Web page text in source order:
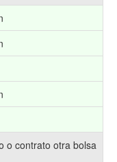
o contrato otra bolsa